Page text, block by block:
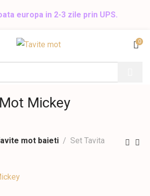
europa in 2-3 zile prin UPS.
0
Mickey
mot baieti
Set Tavita